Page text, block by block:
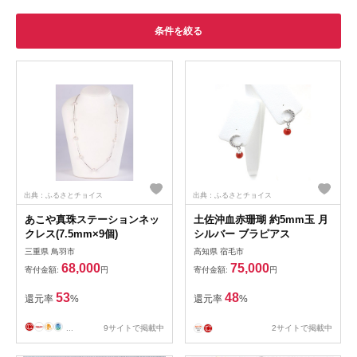
条件を絞る
出典：ふるさとチョイス
あこや真珠ステーションネッ
クレス(7.5mm×9個)
三重県 鳥羽市
寄付金額: 68,000円
還元率 53%
9サイトで掲載中
出典：ふるさとチョイス
土佐沖血赤珊瑚 約5mm玉 月
シルバー ブラピアス
高知県 宿毛市
寄付金額: 75,000円
還元率 48%
2サイトで掲載中